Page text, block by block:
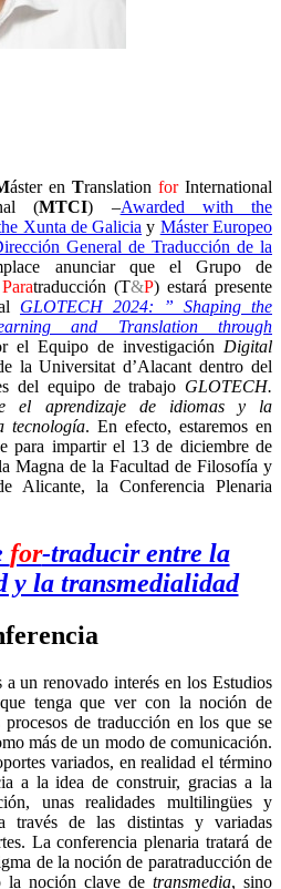
áster en Translation forInternational
(MTCI) –Awarded with the
Xunta de Galicia y Máster Europeo
General de Traducción de la
anunciar que el Grupo de
Paratraducción (T&P) estará presente
GLOTECH 2024: ” Shaping the
and Translation through
el Equipo de investigación Digital
la Universitat d’Alacant dentro del
del equipo de trabajo GLOTECH.
el aprendizaje de idiomas y la
tecnología. En efecto, estaremos en
para impartir el 13 de diciembre de
Magna de la Facultad de Filosofía y
Alicante, la Conferencia Plenaria
for-traducir entre la
y la transmedialidad
un renovado interés en los Estudios
tenga que ver con la noción de
procesos de traducción en los que se
más de un modo de comunicación.
variados, en realidad el término
a la idea de construir, gracias a la
unas realidades multilingües y
través de las distintas y variadas
La conferencia plenaria tratará de
de la noción de paratraducción de
la noción clave de transmedia, sino